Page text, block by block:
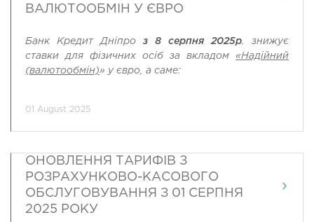
ВАЛЮТООБМІН У ЄВРО
Банк Кредит Дніпро з 8 серпня 2025р. знижує
ставки для фізичних осіб за вкладом «Надійний
(валютообмін)» у євро, а саме:
01 August 2025
ОНОВЛЕННЯ ТАРИФІВ З
РОЗРАХУНКОВО-КАСОВОГО
ОБСЛУГОВУВАННЯ З 01 СЕРПНЯ
2025 РОКУ